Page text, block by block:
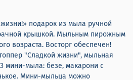
подарок из мыла ручной
крышкой. Мыльным пирожным
возраста. Восторг обеспечен!
"Сладкой жизни", мыльная
мини-мыла: безе, макарони с
Мини-мыльца можно